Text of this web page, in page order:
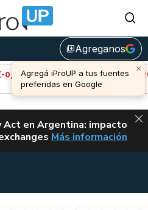
library_addAgreganos
Avalanche
(-0,20%)
u$s 6,46
ALERTAen Argentina: impacto
CLARITY ACT EN
Más información